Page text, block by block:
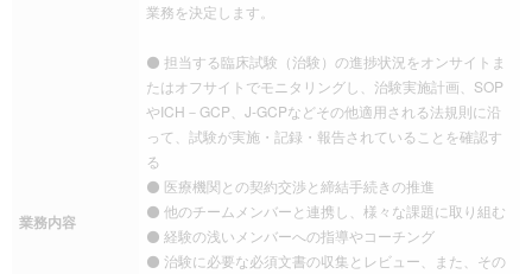
業務内容
業務を決定します。
⚫ 担当する臨床試験（治験）の進捗状況をオンサイトま
たはオフサイトでモニタリングし、治験実施計画、SOP
やICH－GCP、J-GCPなどその他適用される法規則に沿
って、試験が実施・記録・報告されていることを確認す
る
⚫ 医療機関との契約交渉と締結手続きの推進
⚫ 他のチームメンバーと連携し、様々な課題に取り組む
⚫ 経験の浅いメンバーへの指導やコーチング
⚫ 治験に必要な必須文書の収集とレビュー、また、その